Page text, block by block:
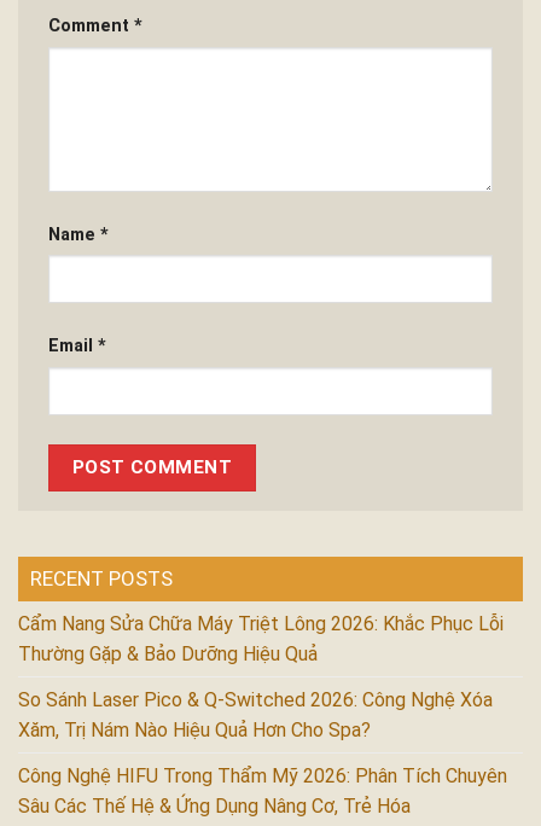
Comment *
Name *
Email *
RECENT POSTS
Cẩm Nang Sửa Chữa Máy Triệt Lông 2026: Khắc Phục Lỗi
Thường Gặp & Bảo Dưỡng Hiệu Quả
So Sánh Laser Pico & Q-Switched 2026: Công Nghệ Xóa
Xăm, Trị Nám Nào Hiệu Quả Hơn Cho Spa?
Công Nghệ HIFU Trong Thẩm Mỹ 2026: Phân Tích Chuyên
Sâu Các Thế Hệ & Ứng Dụng Nâng Cơ, Trẻ Hóa